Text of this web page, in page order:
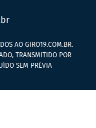
AO GIRO19.COM.BR.
TRANSMITIDO POR
SEM PRÉVIA